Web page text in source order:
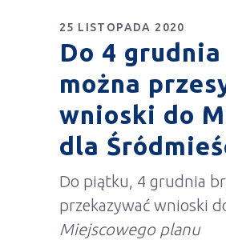
25 LISTOPADA 2020
Do 4 grudnia
można
wnioski do
dla
Do piątku, 4 grudnia
przekazywać wnioski
Miejscowego planu